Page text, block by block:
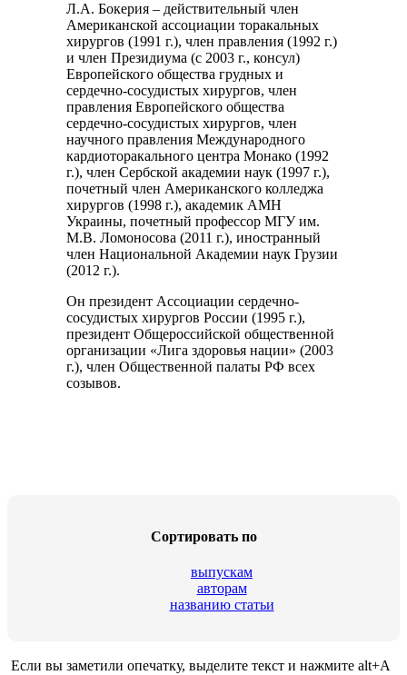
Л.А. Бокерия – действительный член
Американской ассоциации торакальных
хирургов (1991 г.), член правления (1992 г.)
и член Президиума (с 2003 г., консул)
Европейского общества грудных и
сердечно-сосудистых хирургов, член
правления Европейского общества
сердечно-сосудистых хирургов, член
научного правления Международного
кардиоторакального центра Монако (1992
г.), член Сербской академии наук (1997 г.),
почетный член Американского колледжа
хирургов (1998 г.), академик АМН
Украины, почетный профессор МГУ им.
М.В. Ломоносова (2011 г.), иностранный
член Национальной Академии наук Грузии
(2012 г.).
Он президент Ассоциации сердечно-
сосудистых хирургов России (1995 г.),
президент Общероссийской общественной
организации «Лига здоровья нации» (2003
г.), член Общественной палаты РФ всех
созывов.
Cортировать по
выпускам
авторам
названию статьи
Если вы заметили опечатку, выделите текст и нажмите alt+A